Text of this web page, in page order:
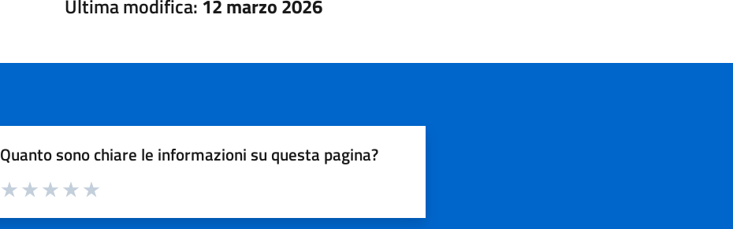
Ultima modifica: 12 marzo 2026
Quanto sono chiare le informazioni su questa pagina?